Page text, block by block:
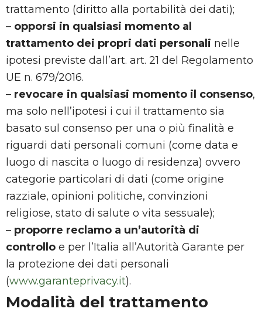
trattamento (diritto alla portabilità dei dati);
– opporsi in qualsiasi momento al
trattamento dei propri dati personali nelle
ipotesi previste dall’art. art. 21 del Regolamento
UE n. 679/2016.
– revocare in qualsiasi momento il consenso,
ma solo nell’ipotesi i cui il trattamento sia
basato sul consenso per una o più finalità e
riguardi dati personali comuni (come data e
luogo di nascita o luogo di residenza) ovvero
categorie particolari di dati (come origine
razziale, opinioni politiche, convinzioni
religiose, stato di salute o vita sessuale);
– proporre reclamo a un’autorità di
controllo e per l’Italia all’Autorità Garante per
la protezione dei dati personali
(www.garanteprivacy.it).
Modalità del trattamento